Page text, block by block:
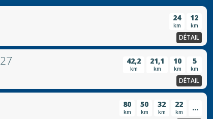
24
km
12
km
DÉTAIL
42,2
km
21,1
km
10
km
5
km
DÉTAIL
80
km
50
km
32
km
22
km ...